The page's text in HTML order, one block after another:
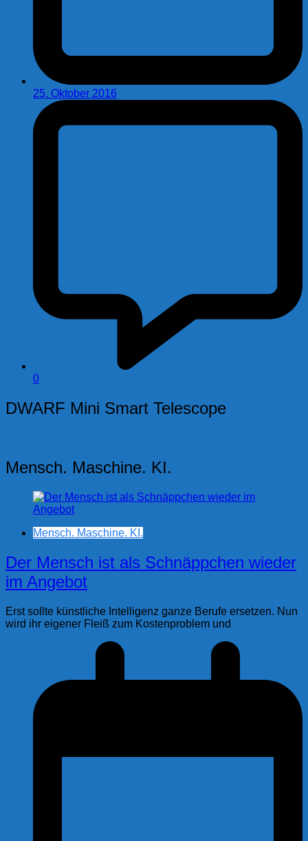
25. Oktober 2016
0
DWARF Mini Smart Telescope
Mensch. Maschine. KI.
Mensch. Maschine. KI.
Der Mensch ist als Schnäppchen wieder
im Angebot
Erst sollte künstliche Intelligenz ganze Berufe ersetzen. Nun
wird ihr eigener Fleiß zum Kostenproblem und